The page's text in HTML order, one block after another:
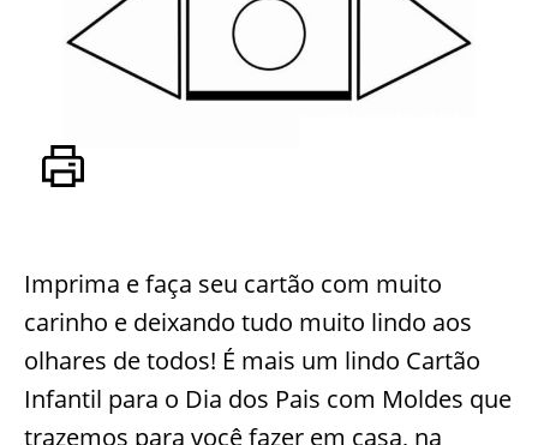
Imprima e faça seu cartão com muito
carinho e deixando tudo muito lindo aos
olhares de todos! É mais um lindo Cartão
Infantil para o Dia dos Pais com Moldes que
trazemos para você fazer em casa, na